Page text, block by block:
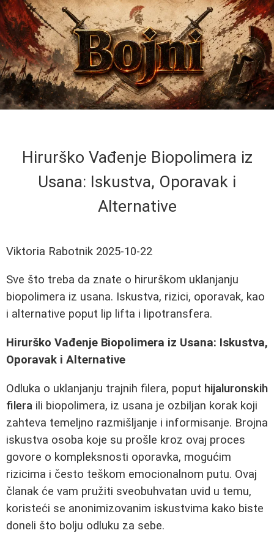
Hirurško Vađenje Biopolimera iz
Usana: Iskustva, Oporavak i
Alternative
Viktoria Rabotnik 2025-10-22
Sve što treba da znate o hirurškom uklanjanju
biopolimera iz usana. Iskustva, rizici, oporavak, kao
i alternative poput lip lifta i lipotransfera.
Hirurško Vađenje Biopolimera iz Usana: Iskustva,
Oporavak i Alternative
Odluka o uklanjanju trajnih filera, poput hijaluronskih
filera ili biopolimera, iz usana je ozbiljan korak koji
zahteva temeljno razmišljanje i informisanje. Brojna
iskustva osoba koje su prošle kroz ovaj proces
govore o kompleksnosti oporavka, mogućim
rizicima i često teškom emocionalnom putu. Ovaj
članak će vam pružiti sveobuhvatan uvid u temu,
koristeći se anonimizovanim iskustvima kako biste
doneli što bolju odluku za sebe.